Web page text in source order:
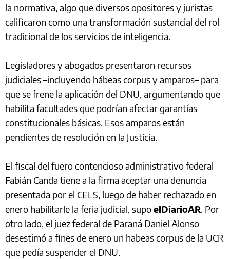
la normativa, algo que diversos opositores y juristas
calificaron como una transformación sustancial del rol
tradicional de los servicios de inteligencia.
Legisladores y abogados presentaron recursos
judiciales –incluyendo hábeas corpus y amparos– para
que se frene la aplicación del DNU, argumentando que
habilita facultades que podrían afectar garantías
constitucionales básicas. Esos amparos están
pendientes de resolución en la Justicia.
El fiscal del fuero contencioso administrativo federal
Fabián Canda tiene a la firma aceptar una denuncia
presentada por el CELS, luego de haber rechazado en
enero habilitarle la feria judicial, supoelDiarioAR. Por
otro lado, el juez federal de Paraná Daniel Alonso
desestimó a fines de enero un habeas corpus de la UCR
que pedía suspender el DNU.